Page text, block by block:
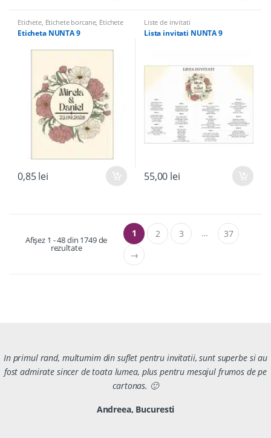
Etichete, Etichete borcane, Etichete
sticle
Eticheta NUNTA 9
0,85lei
Liste de invitati
Lista invitati NUNTA 9
55,00 lei
Afișez 1 - 48 din 1749 de
rezultate
1 2 3 …
37
→
In primul rand, multumim din suflet pentru invitatii, sunt superbe si au
fost admirate sincer de toata lumea, plus pentru mesajul frumos de pe
cartonas. 🙂
Andreea, Bucuresti